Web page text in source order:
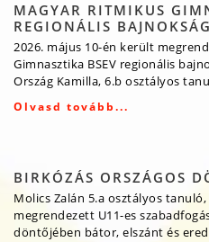
MAGYAR RITMIKUS
REGIONÁLIS BAJNOKSÁG
2026. május 10-én került
Gimnasztika BSEV regionális
Ország Kamilla, 6.b osztályos
Olvasd tovább...
BIRKÓZÁS ORSZÁGOS
Molics Zalán 5.a osztályos
megrendezett U11-es
döntőjében bátor, elszánt és